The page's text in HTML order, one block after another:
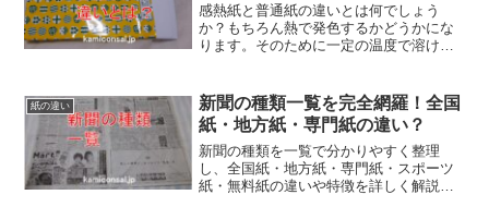
感熱紙と普通紙の違いとは何でしょう
か？もちろん熱で発色するかどうかにな
ります。そのために一定の温度で溶けて
やトナーがないと印刷できません。感熱
紙と普通紙は印字方法も異なります。
紙の違い
新聞の種類一覧を完全網羅！全国
紙・地方紙・専門紙の違い？
新聞の種類を一覧で分かりやすく整理
し、全国紙・地方紙・専門紙・スポーツ
紙・無料紙の違いや特徴を詳しく解説し